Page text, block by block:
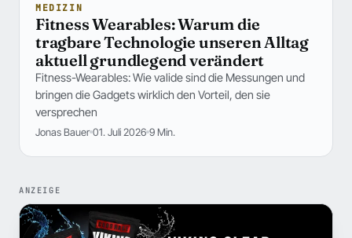
MEDIZIN
Fitness Wearables: Warum die
tragbare Technologie unseren Alltag
aktuell grundlegend verändert
Fitness-Wearables: Wie valide sind die Messungen und
bringen die Gadgets wirklich den Vorteil, den sie
versprechen
Jonas Bauer 01. Juli 2026 9 Min.
ANZEIGE